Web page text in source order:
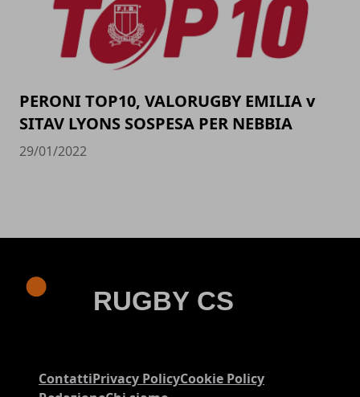
PERONI TOP10, VALORUGBY EMILIA v
SITAV LYONS SOSPESA PER NEBBIA
29/01/2022
ContattiPrivacy PolicyCookie Policy